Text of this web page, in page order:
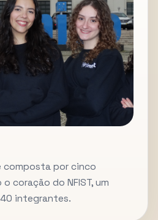
composta por cinco
coração do NFIST, um
integrantes.